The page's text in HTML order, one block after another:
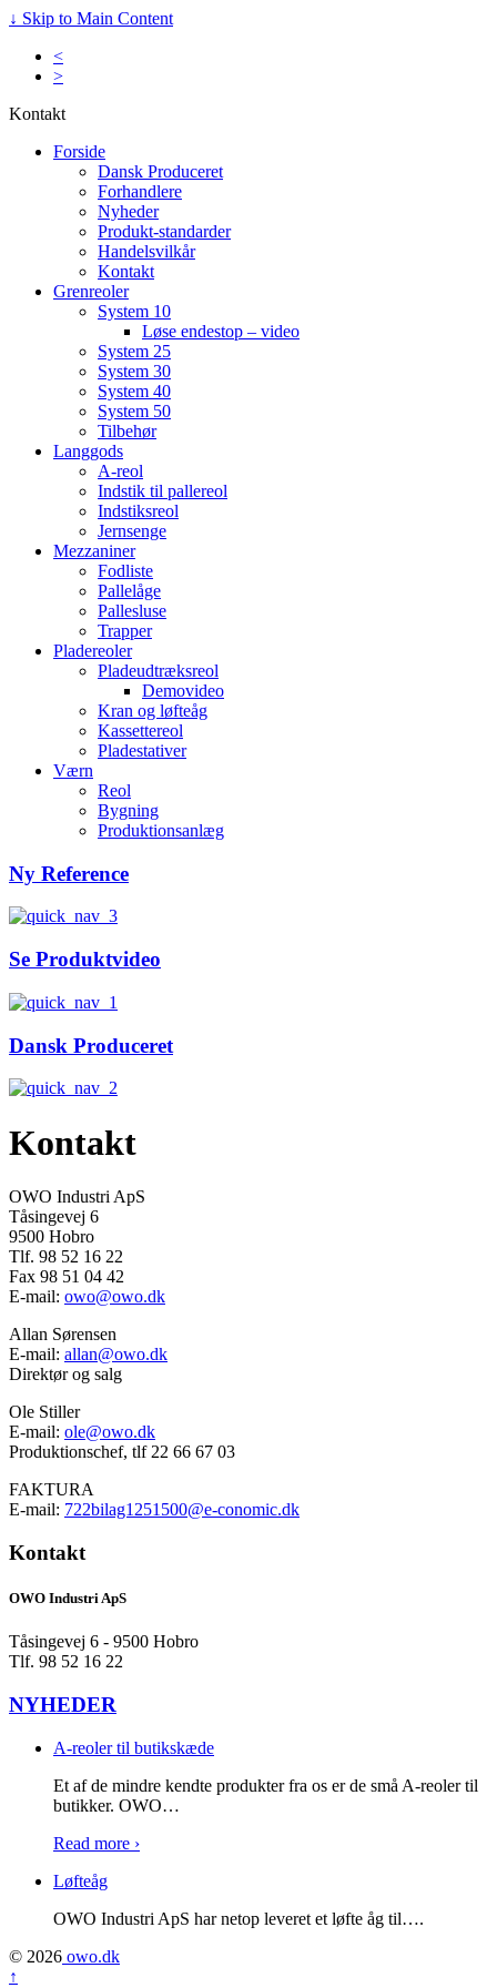
↓ Skip to Main Content
<
>
Kontakt
Forside
Dansk Produceret
Forhandlere
Nyheder
Produkt-standarder
Handelsvilkår
Kontakt
Grenreoler
System 10
Løse endestop – video
System 25
System 30
System 40
System 50
Tilbehør
Langgods
A-reol
Indstik til pallereol
Indstiksreol
Jernsenge
Mezzaniner
Fodliste
Pallelåge
Pallesluse
Trapper
Pladereoler
Pladeudtræksreol
Demovideo
Kran og løfteåg
Kassettereol
Pladestativer
Værn
Reol
Bygning
Produktionsanlæg
Ny Reference
Se Produktvideo
Dansk Produceret
Kontakt
OWO Industri ApS
Tåsingevej 6
9500 Hobro
Tlf. 98 52 16 22
Fax 98 51 04 42
E-mail: owo@owo.dk
Allan Sørensen
E-mail: allan@owo.dk
Direktør og salg
Ole Stiller
E-mail: ole@owo.dk
Produktionschef, tlf 22 66 67 03
FAKTURA
E-mail: 722bilag1251500@e-conomic.dk
Kontakt
OWO Industri ApS
Tåsingevej 6 - 9500 Hobro
Tlf. 98 52 16 22
NYHEDER
A-reoler til butikskæde
Et af de mindre kendte produkter fra os er de små A-reoler til
butikker. OWO…
Read more ›
Løfteåg
OWO Industri ApS har netop leveret et løfte åg til….
© 2026 owo.dk
↑